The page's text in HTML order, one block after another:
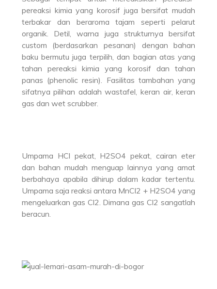
pereaksi kimia yang korosif juga bersifat mudah
terbakar dan beraroma tajam seperti pelarut
organik. Detil, warna juga strukturnya bersifat
custom (berdasarkan pesanan) dengan bahan
baku bermutu juga terpilih, dan bagian atas yang
tahan pereaksi kimia yang korosif dan tahan
panas (phenolic resin). Fasilitas tambahan yang
sifatnya pilihan adalah wastafel, keran air, keran
gas dan wet scrubber.
Umpama HCl pekat, H2SO4 pekat, cairan eter
dan bahan mudah menguap lainnya yang amat
berbahaya apabila dihirup dalam kadar tertentu.
Umpama saja reaksi antara MnCl2 + H2SO4 yang
mengeluarkan gas Cl2. Dimana gas Cl2 sangatlah
beracun.